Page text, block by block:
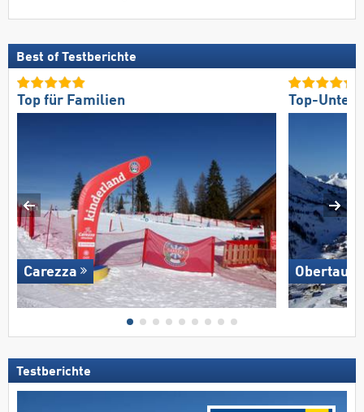
Best of Testberichte
Top für Familien
Carezza
Top-
Testberichte